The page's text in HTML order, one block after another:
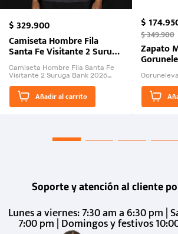
$329.900
Camiseta Hombre Fila
Santa Fe Visitante 2 Suruga
Bank 2026
Camiseta Hombre Fila Santa Fe
Visitante 2 Suruga Bank 2026
El Rugido del Sol Naciente:
“Primeros para la Et...
Añadir al carrito
$174.
$349.900
Zapato
Soporte y atención al cliente
Lunes a viernes: 7:30 am a 6:30 pm |
7:00 pm | Domingos y festivos